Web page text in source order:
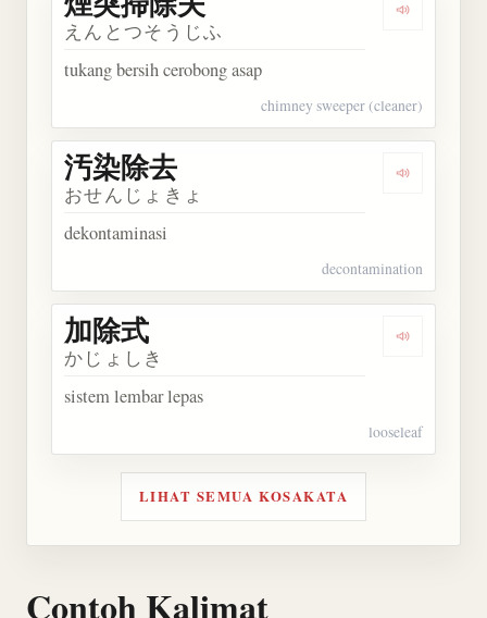
Dengarkan
えんとつそうじふ
tukang bersih cerobong asap
chimney sweeper (cleaner)
Dengarkan
汚染除去
おせんじょきょ
dekontaminasi
decontamination
Dengarkan
加除式
かじょしき
sistem lembar lepas
looseleaf
LIHAT SEMUA KOSAKATA
Contoh Kalimat